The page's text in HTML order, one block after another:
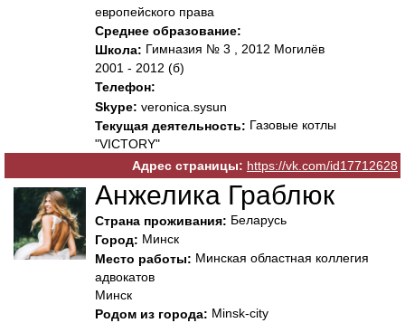
европейского права
Среднее образование:
Школа: Гимназия № 3 , 2012 Могилёв
2001 - 2012 (б)
Телефон:
Skype: veronica.sysun
Текущая деятельность: Газовые котлы
"VICTORY"
Адрес страницы: https://vk.com/id17712628
Анжелика Граблюк
Страна проживания: Беларусь
Город: Минск
Место работы: Минская областная коллегия
адвокатов
Минск
Родом из города: Minsk-city